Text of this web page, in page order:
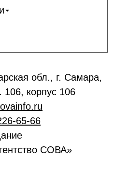
обл., г. Самара,
корпус 106
65-66
СОВА»